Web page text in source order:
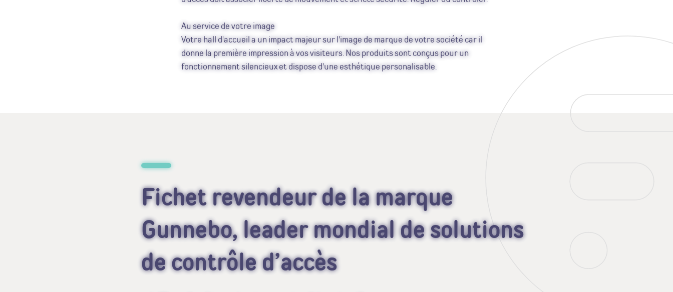
Au service de votre image
Votre hall d'accueil a un impact majeur sur l'image de marque de votre société car il
donne la première impression à vos visiteurs. Nos produits sont conçus pour un
fonctionnement silencieux et dispose d'une esthétique personalisable.
Fichet revendeur de la marque
Gunnebo, leader mondial de solutions
de contrôle d’accès